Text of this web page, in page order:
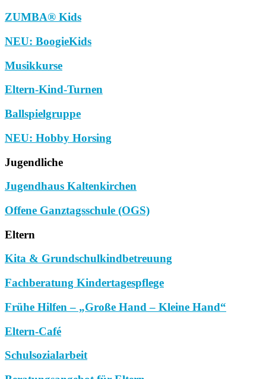
ZUMBA® Kids
NEU: BoogieKids
Musikkurse
Eltern-Kind-Turnen
Ballspielgruppe
NEU: Hobby Horsing
Jugendliche
Jugendhaus Kaltenkirchen
Offene Ganztagsschule (OGS)
Eltern
Kita & Grundschulkindbetreuung
Fachberatung Kindertagespflege
Frühe Hilfen – „Große Hand – Kleine Hand“
Eltern-Café
Schulsozialarbeit